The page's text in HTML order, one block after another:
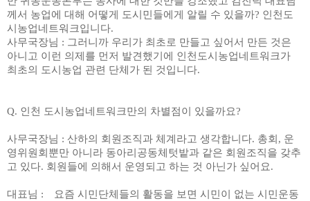
께서 농업에 대해 어떻게 도시민들에게 알릴 수 있을까? 인천도
시농업네트워크입니다.
사무국장님 : 그러니까 우리가 최초로 만들고 싶어서 만든 것은
아니고 이런 의제를 먼저 발견했기에 인천도시농업네트워크가
최초의 도시농업 관련 단체가 된 것입니다.
Q. 인천 도시농업네트워크만의 차별점이 있을까요?
사무국장님 : 산하의 회원조직과 체계라고 생각합니다. 총회 , 운
영위원회뿐만 아니라 동아리공동체텃밭과 같은 회원조직을 갖추
고 있다. 회원들에 의해서 운영되고 하는 것 아닌가 싶어요.
대표님 :
요즘 시민단체들의 활동을 보면 시민이 없는 시민운동